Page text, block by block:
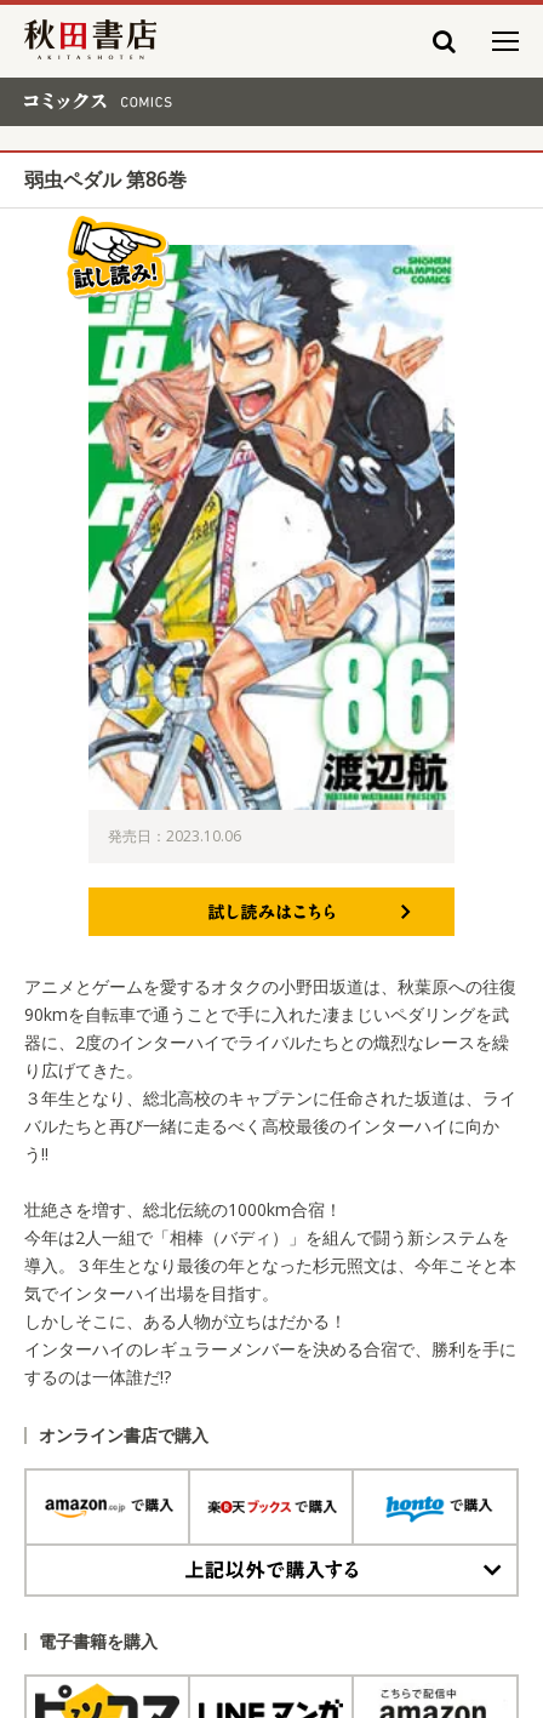
秋田書店
弱虫ペダル 第86巻
発売日：2023.10.06
アニメとゲームを愛するオタクの小野田坂道は、秋葉原への往復
90kmを自転車で通うことで手に入れた凄まじいペダリングを武
器に、2度のインターハイでライバルたちとの熾烈なレースを繰
り広げてきた。
３年生となり、総北高校のキャプテンに任命された坂道は、ライ
バルたちと再び一緒に走るべく高校最後のインターハイに向か
う!!
壮絶さを増す、総北伝統の1000km合宿！
今年は2人一組で「相棒（バディ）」を組んで闘う新システムを
導入。３年生となり最後の年となった杉元照文は、今年こそと本
気でインターハイ出場を目指す。
しかしそこに、ある人物が立ちはだかる！
インターハイのレギュラーメンバーを決める合宿で、勝利を手に
するのは一体誰だ!?
オンライン書店で購入
電子書籍を購入